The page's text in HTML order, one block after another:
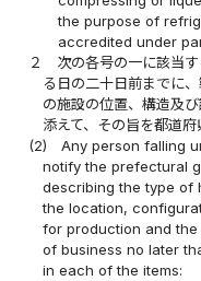
the purpose of
accredited under
２
次の各号の一に該当
る日の二十日前までに
の施設の位置、構造及
添えて、その旨を都道
(2)
Any person falling
notify the prefectural
describing the type of
the location,
for production and
of business no later
in each of the items: